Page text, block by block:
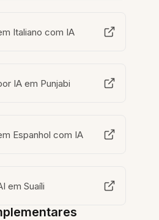
Italiano com IA
IA em Punjabi
Espanhol com IA
em Suaíli